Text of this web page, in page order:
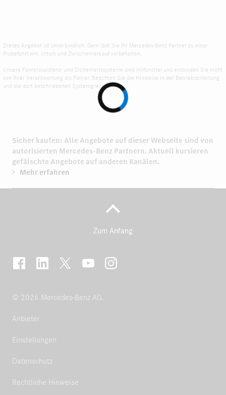
Dieses Angebot ist unverbindlich. Gern lädt Sie Ihr Mercedes-Benz Partner zu einer
Probefahrt ein. Irrtum und Zwischenverkauf vorbehalten.
Unsere Fahrerassistenz- und Sicherheitssysteme sind Hilfsmittel und entbinden Sie nicht
von Ihrer Verantwortung als Fahrer. Beachten Sie die Hinweise in der Betriebsanleitung
und die dort beschriebenen Systemgrenzen.
Sicher kaufen: Alle Angebote auf dieser Webseite sind von
autorisierten Mercedes-Benz Partnern. Aktuell kursieren
gefälschte Angebote auf anderen Kanälen.
Mehr erfahren
Zum Anfang
© 2026 Mercedes-Benz AG.
Anbieter
Einstellungen
Datenschutz
Rechtliche Hinweise